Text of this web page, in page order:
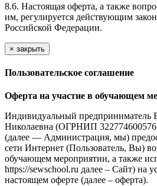
8.6. Настоящая оферта, а также
им, регулируется действующим
Российской Федерации.
× закрыть
Пользовательское соглашение
Оферта на участие в обучающем
Индивидуальный предприниматель
Николаевна (ОГРНИП
(далее — Администрация, мы)
сети Интернет (Пользователь, Вы)
обучающем мероприятии, а также
https://sewschool.ru далее – Сайт) на
настоящем оферте (далее – оферта).